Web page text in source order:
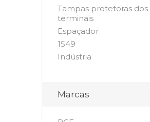
Tampas protetoras dos
terminais
Espaçador
1549
Indústria
Marcas